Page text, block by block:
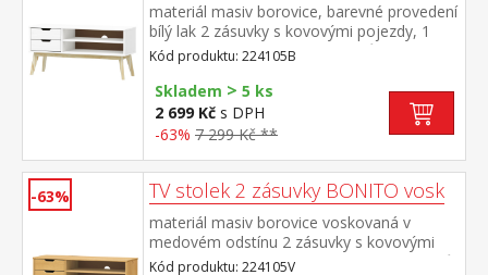
materiál masiv borovice, barevné provedení
bílý lak 2 zásuvky s kovovými pojezdy, 1
police otvor na protažení kabelů
Kód produktu: 224105B
Skladem > 5 ks
2 699 Kč s DPH
-63% 7 299 Kč **
-63% TV stolek 2 zásuvky BONITO vosk
materiál masiv borovice voskovaná v
medovém odstínu 2 zásuvky s kovovými
pojezdy, 1 police otvor na protažení kabelů
Kód produktu: 224105V